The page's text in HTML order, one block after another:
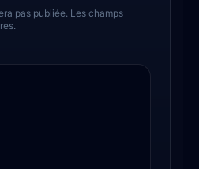
pas publiée. Les champs